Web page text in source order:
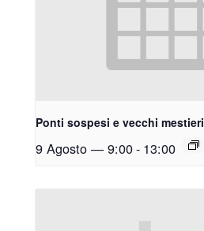
Ponti sospesi e vecchi mestieri
9 Agosto — 9:00- 13:00